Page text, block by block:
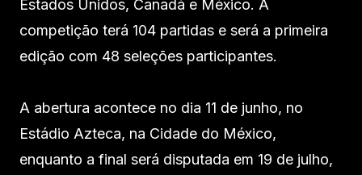
Estados Unidos, Canadá e México. A
competição terá 104 partidas e será a primeira
edição com 48 seleções participantes.
A abertura acontece no dia 11 de junho, no
Estádio Azteca, na Cidade do México,
enquanto a final será disputada em 19 de julho,